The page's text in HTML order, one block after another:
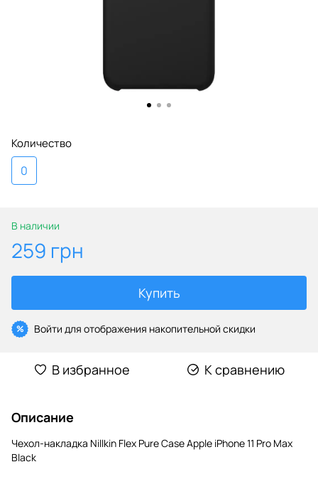
Количество
0
В наличии
259 грн
Купить
% Войти для отображения накопительной скидки
В избранное К сравнению
Описание
Чехол-накладка Nillkin Flex Pure Case Apple iPhone 11 Pro Max
Black